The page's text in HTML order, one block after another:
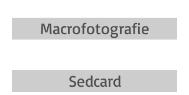
Macrofotografie
Sedcard